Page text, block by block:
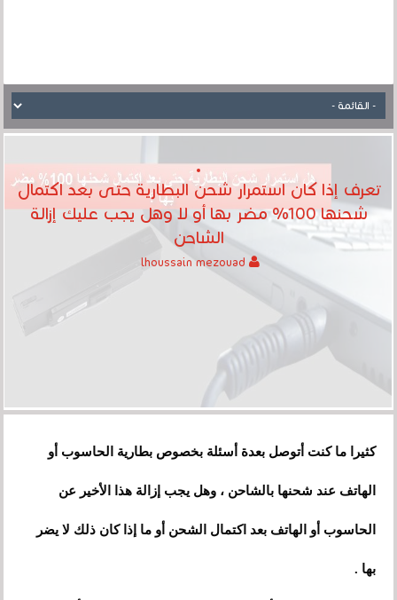
تعرف إذا كان استمرار شحن البطارية حتى بعد اكتمال
شحنها 100% مضر بها أو لا وهل يجب عليك إزالة
الشاحن
كثيرا ما كنت أتوصل بعدة أسئلة بخصوص بطارية الحاسوب أو
الهاتف عند شحنها بالشاحن ، وهل يجب إزالة هذا الأخير عن
الحاسوب أو الهاتف بعد اكتمال الشحن أو ما إذا كان ذلك لا يضر
بها .